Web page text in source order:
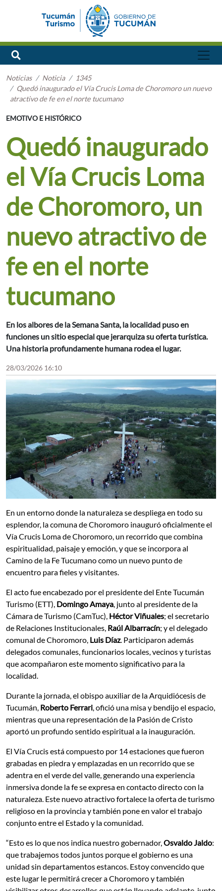
Noticias Noticia
1345
Quedó inaugurado el Vía Crucis Loma de Choromoro un nuevo
atractivo de fe en el norte tucumano
EMOTIVO E HISTÓRICO
Quedó inaugurado
el Vía Crucis Loma
de Choromoro, un
nuevo atractivo de
fe en el norte
tucumano
En los albores de la Semana Santa, la localidad puso en
funciones un sitio especial que jerarquiza su oferta turística.
Una historia profundamente humana rodea el lugar.
28/03/2026 16:10
En un entorno donde la naturaleza se despliega en todo su
esplendor, la comuna de Choromoro inauguró oficialmente el
Vía Crucis Loma de Choromoro, un recorrido que combina
espiritualidad, paisaje y emoción, y que se incorpora al
Camino de la Fe Tucumano como un nuevo punto de
encuentro para fieles y visitantes.
El acto fue encabezado por el presidente del Ente Tucumán
Turismo (ETT), Domingo Amaya, junto al presidente de la
Cámara de Turismo (CamTuc), Héctor Viñuales; el secretario
de Relaciones Institucionales, Raúl Albarracín; y el delegado
comunal de Choromoro, Luis Díaz. Participaron además
delegados comunales, funcionarios locales, vecinos y turistas
que acompañaron este momento significativo para la
localidad.
Durante la jornada, el obispo auxiliar de la Arquidiócesis de
Tucumán, Roberto Ferrari, ofició una misa y bendijo el espacio,
mientras que una representación de la Pasión de Cristo
aportó un profundo sentido espiritual a la inauguración.
El Vía Crucis está compuesto por 14 estaciones que fueron
grabadas en piedra y emplazadas en un recorrido que se
adentra en el verde del valle, generando una experiencia
inmersiva donde la fe se expresa en contacto directo con la
naturaleza. Este nuevo atractivo fortalece la oferta de turismo
religioso en la provincia y también pone en valor el trabajo
conjunto entre el Estado y la comunidad.
“Esto es lo que nos indica nuestro gobernador,Osvaldo Jaldo:
que trabajemos todos juntos porque el gobierno es una
unidad sin departamentos estancos. Estoy convencido que
este lugar le permitirá crecer a Choromoro y también